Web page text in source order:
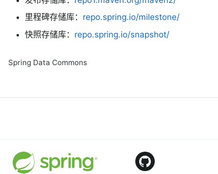
里程碑存储库： repo.spring.io/milestone/
快照存储库： repo.spring.io/snapshot/
Spring Data Commons